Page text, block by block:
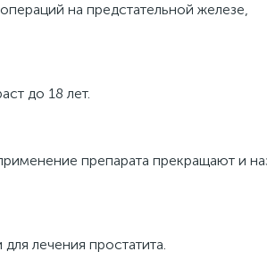
на предстательной железе,
до 18 лет.
препарата прекращают и
лечения простатита.